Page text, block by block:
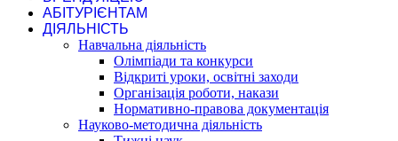
АБІТУРІЄНТАМ
ДІЯЛЬНІСТЬ
Навчальна діяльність
Олімпіади та конкурси
Відкриті уроки, освітні заходи
Організація роботи, накази
Нормативно-правова документація
Науково-методична діяльність